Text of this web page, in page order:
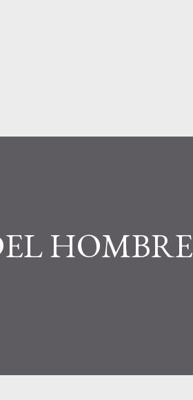
HOMBRE